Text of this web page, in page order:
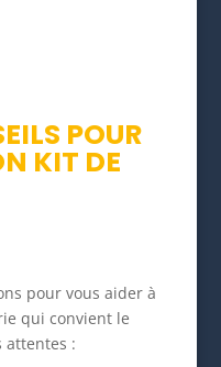
POUR
KIT DE
pour vous aider à
qui convient le
attentes :